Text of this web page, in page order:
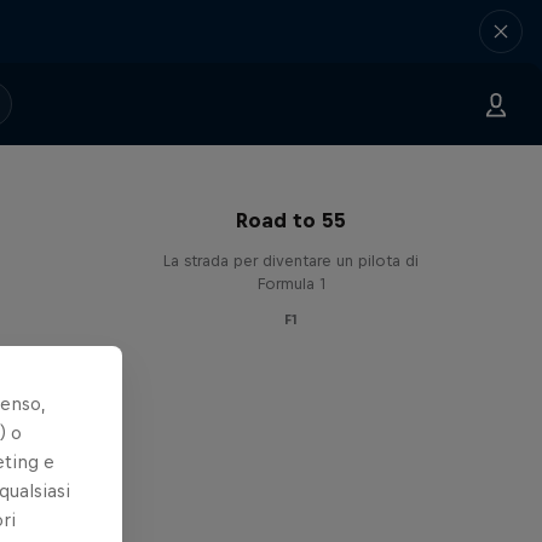
Road to 55
La strada per diventare un pilota di
Formula 1
F1
o
e